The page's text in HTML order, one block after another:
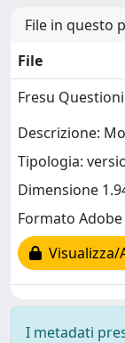
File in questo
File
Fresu
Descrizione:
Tipologia:
Dimensione
Formato Adobe
Visualizza/
I metadati